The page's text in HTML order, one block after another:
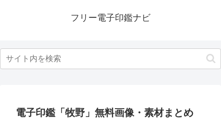
フリー電子印鑑ナビ
電子印鑑「牧野」無料画像・素材まとめ